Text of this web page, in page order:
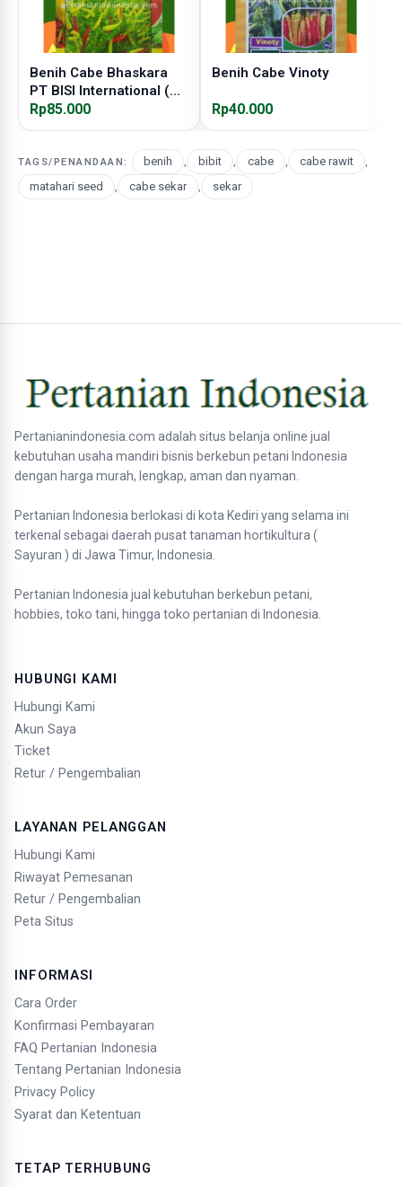
Benih Cabe Bhaskara
PT BISI International (
BISI )
Rp85.000
Benih Cabe Vinoty
Rp40.000
TAGS/PENANDAAN: benih , bibit , cabe , cabe rawit
,
matahari seed
, cabe sekar , sekar
Pertanianindonesia.com adalah situs belanja online jual
kebutuhan usaha mandiri bisnis berkebun petani Indonesia
dengan harga murah, lengkap, aman dan nyaman.
Pertanian Indonesia berlokasi di kota Kediri yang selama ini
terkenal sebagai daerah pusat tanaman hortikultura (
Sayuran ) di Jawa Timur, Indonesia.
Pertanian Indonesia jual kebutuhan berkebun petani,
hobbies, toko tani, hingga toko pertanian di Indonesia.
HUBUNGI KAMI
Hubungi Kami
Akun Saya
Ticket
Retur / Pengembalian
LAYANAN PELANGGAN
Hubungi Kami
Riwayat Pemesanan
Retur / Pengembalian
Peta Situs
INFORMASI
Cara Order
Konfirmasi Pembayaran
FAQ Pertanian Indonesia
Tentang Pertanian Indonesia
Privacy Policy
Syarat dan Ketentuan
TETAP TERHUBUNG